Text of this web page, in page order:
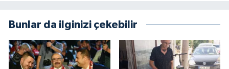
Bunlar da ilginizi çekebilir